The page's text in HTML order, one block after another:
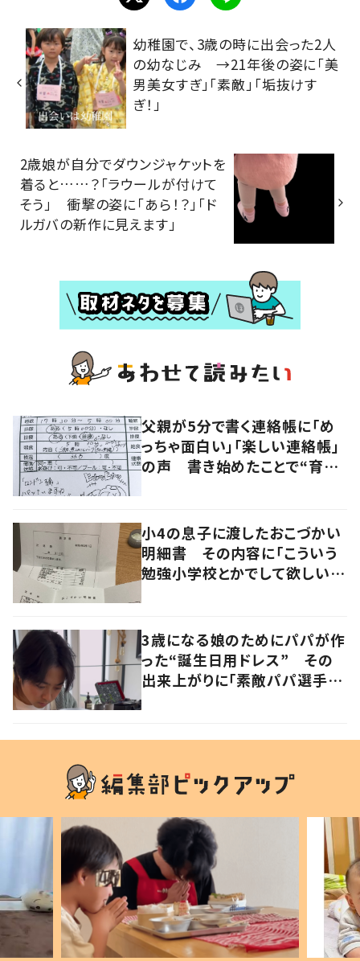
幼稚園で、3歳の時に出会った2人
の幼なじみ →21年後の姿に「美
男美女すぎ」「素敵」「垢抜けす
ぎ！」
2歳娘が自分でダウンジャケットを
着ると……？「ラウールが付けて
そう」 衝撃の姿に「あら！？」「ド
ルガバの新作に見えます」
父親が5分で書く連絡帳に「め
っちゃ面白い」「楽しい連絡帳」
の声 書き始めたことで“育児
小4の息子に渡したおこづかい
明細書 その内容に「こういう
勉強小学校とかでして欲しい」
3歳になる娘のためにパパが作
った“誕生日用ドレス” その
出来上がりに「素敵パパ選手権